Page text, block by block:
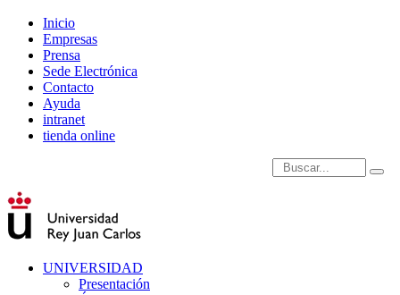
Inicio
Empresas
Prensa
Sede Electrónica
Contacto
Ayuda
intranet
tienda online
Introduce términos de
UNIVERSIDAD
Presentación